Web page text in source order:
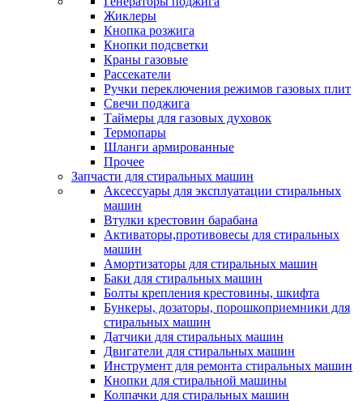
Жиклеры
Кнопка розжига
Кнопки подсветки
Краны газовые
Рассекатели
Ручки переключения режимов газовых плит
Свечи поджига
Таймеры для газовых духовок
Термопары
Шланги армированные
Прочее
Запчасти для стиральных машин
Аксессуары для эксплуатации стиральных
машин
Втулки крестовин барабана
Активаторы,противовесы для стиральных
машин
Амортизаторы для стиральных машин
Баки для стиральных машин
Болты крепления крестовины, шкифта
Бункеры, дозаторы, порошкоприемники для
стиральных машин
Датчики для стиральных машин
Двигатели для стиральных машин
Инструмент для ремонта стиральных машин
Кнопки для стиральной машины
Колпачки для стиральных машин